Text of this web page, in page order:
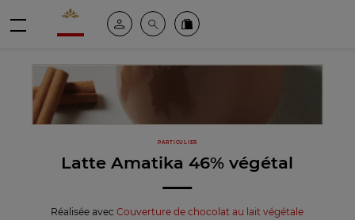
Valrhona - Imaginons le meilleur du chocolat
Espace clientRechercheCommandez en ligne
PARTICULIER
Latte Amatika 46% végétal
Réalisée avecCouverture de chocolat au lait végétale